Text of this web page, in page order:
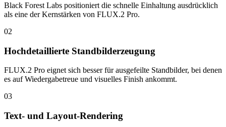
Black Forest Labs positioniert die schnelle Einhaltung ausdrücklich
als eine der Kernstärken von FLUX.2 Pro.
02
Hochdetaillierte Standbilderzeugung
FLUX.2 Pro eignet sich besser für ausgefeilte Standbilder, bei denen
es auf Wiedergabetreue und visuelles Finish ankommt.
03
Text- und Layout-Rendering